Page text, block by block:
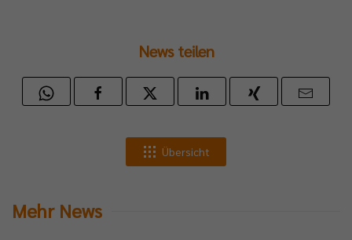
News teilen
Übersicht
Mehr News